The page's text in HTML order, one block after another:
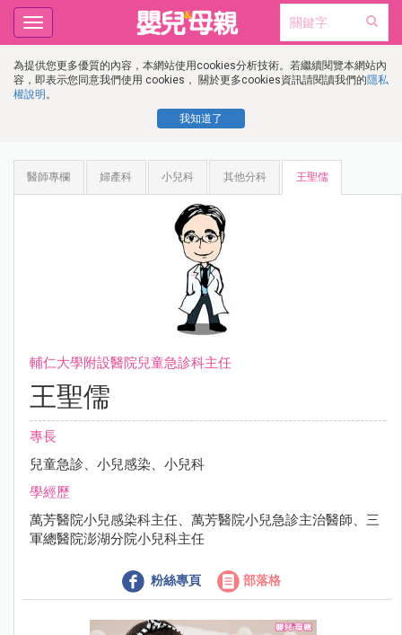
為提供您更多優質的內容，本網站使用cookies分析技術。若繼續閱覽本網站內
容，即表示您同意我們使用 cookies， 關於更多cookies資訊請閱讀我們的隱私
權說明 。
我知道了
Toggle
navigation
醫師專欄 婦產科 小兒科 其他分科 王聖儒
輔仁大學附設醫院兒童急診科主任
王聖儒
專長
兒童急診、小兒感染、小兒科
學經歷
萬芳醫院小兒感染科主任、萬芳醫院小兒急診主治醫師、三
軍總醫院澎湖分院小兒科主任
粉絲專頁 部落格